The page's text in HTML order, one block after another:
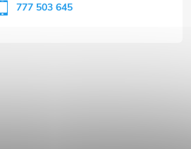
777 503 645